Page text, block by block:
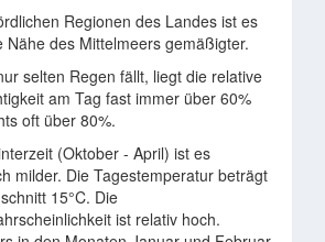
Regionen des Landes ist es
Nähe des Mittelmeers gemäßigter.
selten Regen fällt, liegt die relative
am Tag fast immer über 60%
oft über 80%.
(Oktober - April) ist es
milder. Die Tagestemperatur beträgt
15°C. Die
ist relativ hoch.